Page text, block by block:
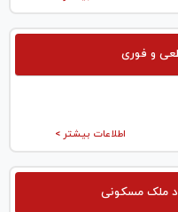
و فوری
اطلاعات بیشتر >
ملک مسکونی